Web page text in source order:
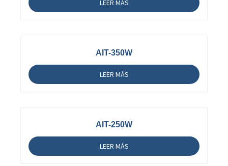
LEER MÁS
AIT-350W
LEER MÁS
AIT-250W
LEER MÁS